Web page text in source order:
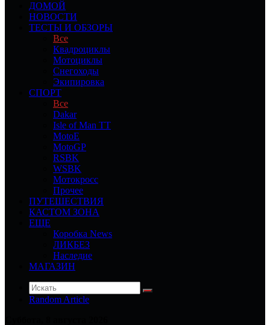
ДОМОЙ
НОВОСТИ
ТЕСТЫ И ОБЗОРЫ
Все
Квадроциклы
Мотоциклы
Снегоходы
Экипировка
СПОРТ
Все
Dakar
Isle of Man TT
MotoE
MotoGP
RSBK
WSBK
Мотокросс
Прочее
ПУТЕШЕСТВИЯ
КАСТОМ ЗОНА
ЕЩЕ
Коробка News
ЛИКБЕЗ
Наследие
МАГАЗИН
Random Article